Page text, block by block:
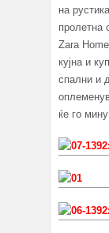
на
пролетна
Zara
кујна и
спални и
ќе го